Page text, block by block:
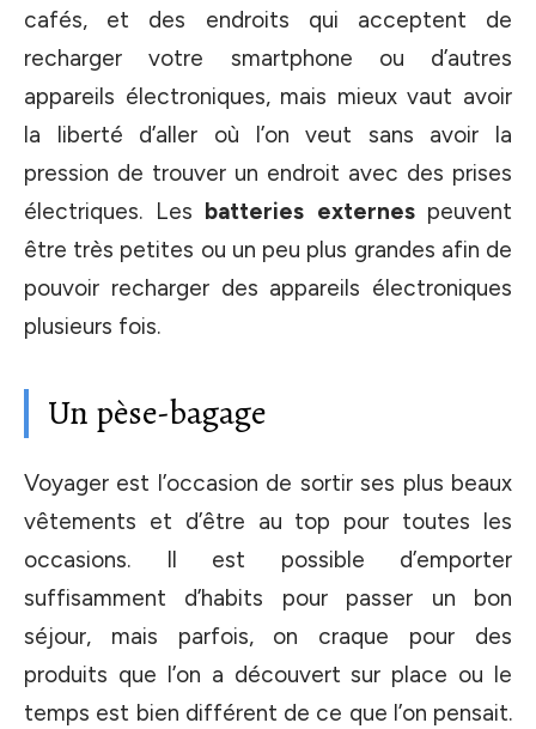
cafés, et des endroits qui acceptent de
recharger votre smartphone ou d’autres
appareils électroniques, mais mieux vaut avoir
la liberté d’aller où l’on veut sans avoir la
pression de trouver un endroit avec des prises
électriques. Les batteries externespeuvent
être très petites ou un peu plus grandes afin de
pouvoir recharger des appareils électroniques
plusieurs fois.
Un pèse-bagage
Voyager est l’occasion de sortir ses plus beaux
vêtements et d’être au top pour toutes les
occasions. Il est possible d’emporter
suffisamment d’habits pour passer un bon
séjour, mais parfois, on craque pour des
produits que l’on a découvert sur place ou le
temps est bien différent de ce que l’on pensait.